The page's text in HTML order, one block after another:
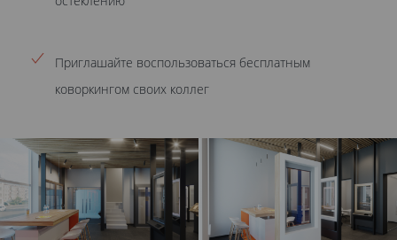
Приглашайте воспользоваться бесплатным
коворкингом своих коллег